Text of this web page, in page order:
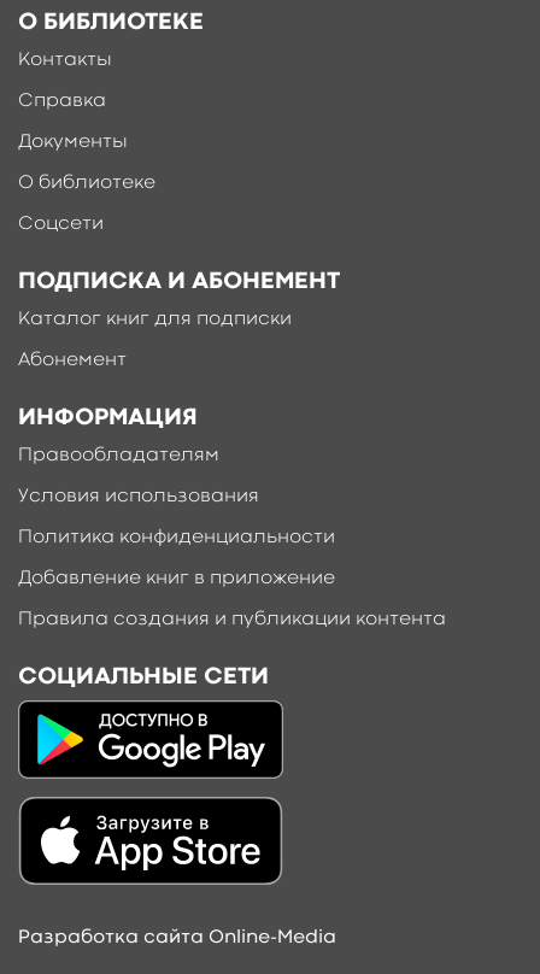
О БИБЛИОТЕКЕ
Контакты
Справка
Документы
О библиотеке
Соцсети
ПОДПИСКА И АБОНЕМЕНТ
Каталог книг для подписки
Абонемент
ИНФОРМАЦИЯ
Правообладателям
Условия использования
Политика конфиденциальности
Добавление книг в приложение
Правила создания и публикации контента
СОЦИАЛЬНЫЕ СЕТИ
Разработка сайта Online-Media